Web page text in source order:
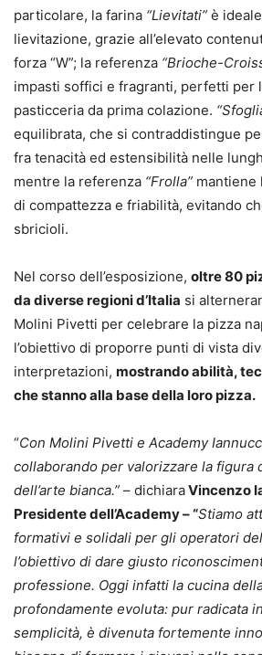
particolare, la farina “Lievitati” è
lievitazione, grazie all’elevato
forza “W”; la referenza “Brioche-
impasti soffici e fragranti, perfetti per
pasticceria da prima colazione.
equilibrata, che si contraddistingue
fra tenacità ed estensibilità nelle
mentre la referenza “Frolla” mantiene
di compattezza e friabilità, evitando
sbricioli.
Nel corso dell’esposizione, oltre 80
da diverse regioni d’Italia si
Molini Pivetti per celebrare la pizza
l’obiettivo di proporre punti di vista
interpretazioni, mostrando abilità,
che stanno alla base della loro pizza.
“Con Molini Pivetti e Academy
collaborando per valorizzare la figura
dell’arte bianca.” – dichiaraVincenzo
Presidente dell’Academy – “Stiamo
formativi e solidali per gli operatori
l’obiettivo di dare giusto
professione. Oggi infatti la cucina
profondamente evoluta: pur radicata
semplicità, è divenuta fortemente